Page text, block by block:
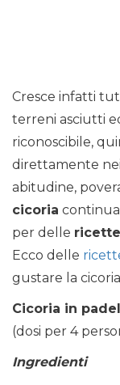
Cresce infatti
terreni asciutti
riconoscibile,
direttamente
abitudine,
cicoria
per delle ricette
Ecco delle
gustare la
Cicoria in
(dosi per 4
Ingredienti